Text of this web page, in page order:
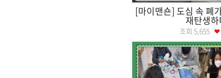
[마이맨숀] 도심 속 폐
재탄생
조회 5,655